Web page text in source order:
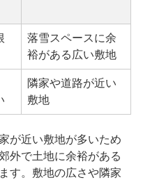
落雪スペースに余
裕がある広い敷地
隣家や道路が近い
敷地
が近い敷地が多いため
外で土地に余裕がある
す。敷地の広さや隣家